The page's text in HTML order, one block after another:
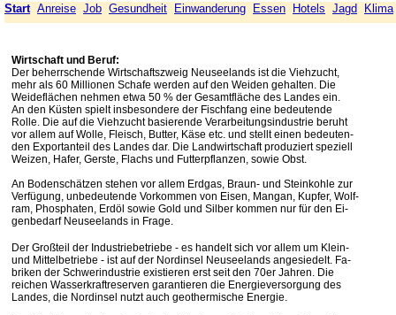
Start Anreise Job Gesundheit Einwanderung Essen Hotels Jagd Klima
Wirtschaft und Beruf:
Der beherrschende Wirtschaftszweig Neuseelands ist die Viehzucht,
mehr als 60 Millionen Schafe werden auf den Weiden gehalten. Die
Weideflächen nehmen etwa 50 % der Gesamtfläche des Landes ein.
An den Küsten spielt insbesondere der Fischfang eine bedeutende
Rolle. Die auf die Viehzucht basierende Verarbeitungsindustrie beruht
vor allem auf Wolle, Fleisch, Butter, Käse etc. und stellt einen bedeuten-
den Exportanteil des Landes dar. Die Landwirtschaft produziert speziell
Weizen, Hafer, Gerste, Flachs und Futterpflanzen, sowie Obst.
An Bodenschätzen stehen vor allem Erdgas, Braun- und Steinkohle zur
Verfügung, unbedeutende Vorkommen von Eisen, Mangan, Kupfer, Wolf-
ram, Phosphaten, Erdöl sowie Gold und Silber kommen nur für den Ei-
genbedarf Neuseelands in Frage.
Der Großteil der Industriebetriebe - es handelt sich vor allem um Klein-
und Mittelbetriebe - ist auf der Nordinsel Neuseelands angesiedelt. Fa-
briken der Schwerindustrie existieren erst seit den 70er Jahren. Die
reichen Wasserkraftreserven garantieren die Energieversorgung des
Landes, die Nordinsel nutzt auch geothermische Energie.